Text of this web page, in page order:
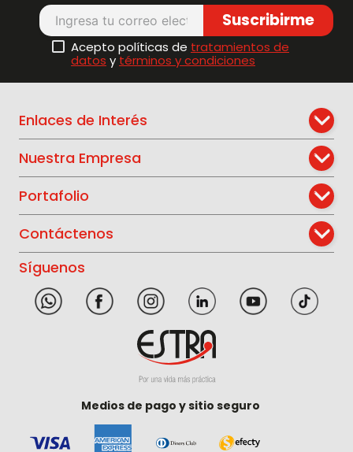
Suscribirme
Acepto políticas de tratamientos de
datos y términos y condiciones
Enlaces de Interés
Nuestra Empresa
Portafolio
Contáctenos
Síguenos
Medios de pago y sitio seguro